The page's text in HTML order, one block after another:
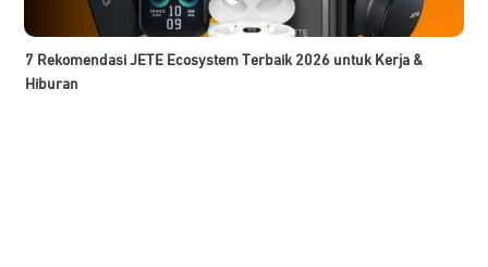
7 Rekomendasi JETE Ecosystem Terbaik 2026 untuk Kerja &
Hiburan